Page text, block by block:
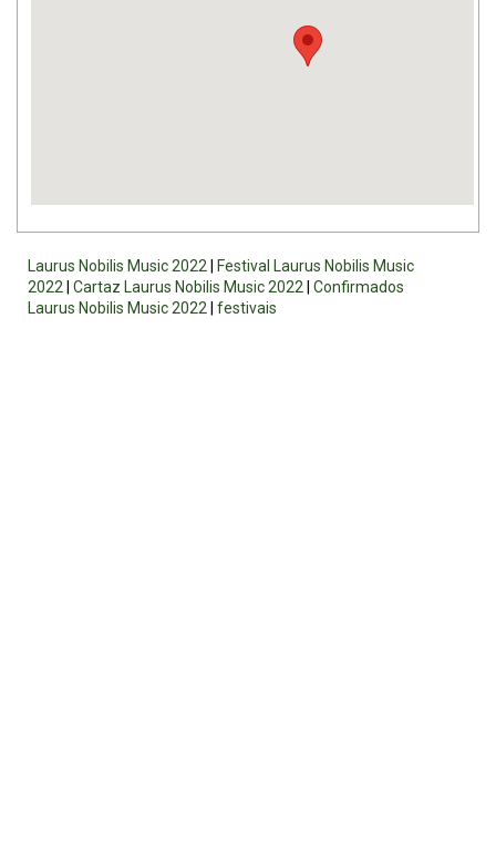
Laurus Nobilis Music 2022
Festival Laurus Nobilis Music
2022
Cartaz Laurus Nobilis Music 2022
Confirmados
Laurus Nobilis Music 2022
festivais